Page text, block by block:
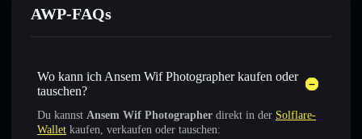
AWP-FAQs
Wo kann ich Ansem Wif Photographer kaufen oder
tauschen?
Du kannst Ansem Wif Photographer direkt in der Solflare-
Wallet kaufen, verkaufen oder tauschen: